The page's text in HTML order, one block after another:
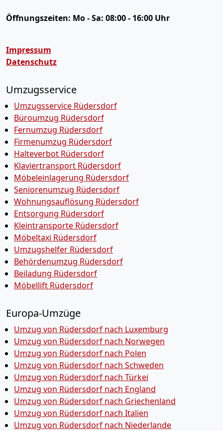
Öffnungszeiten: Mo - Sa: 08:00 - 16:00 Uhr
Impressum
Datenschutz
Umzugsservice
Umzugsservice Rüdersdorf
Büroumzug Rüdersdorf
Fernumzug Rüdersdorf
Firmenumzug Rüdersdorf
Halteverbot Rüdersdorf
Klaviertransport Rüdersdorf
Möbeleinlagerung Rüdersdorf
Seniorenumzug Rüdersdorf
Wohnungsauflösung Rüdersdorf
Entsorgung Rüdersdorf
Kleintransporte Rüdersdorf
Möbeltaxi Rüdersdorf
Umzugshelfer Rüdersdorf
Behördenumzug Rüdersdorf
Beiladung Rüdersdorf
Möbellift Rüdersdorf
Europa-Umzüge
Umzug von Rüdersdorf nach Luxemburg
Umzug von Rüdersdorf nach Norwegen
Umzug von Rüdersdorf nach Polen
Umzug von Rüdersdorf nach Schweden
Umzug von Rüdersdorf nach Türkei
Umzug von Rüdersdorf nach England
Umzug von Rüdersdorf nach Griechenland
Umzug von Rüdersdorf nach Italien
Umzug von Rüdersdorf nach Niederlande